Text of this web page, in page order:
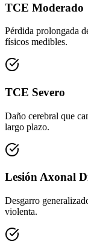
TCE Moderado
Pérdida prolongada
físicos medibles.
TCE Severo
Daño cerebral que
largo plazo.
Lesión Axonal
Desgarro
violenta.